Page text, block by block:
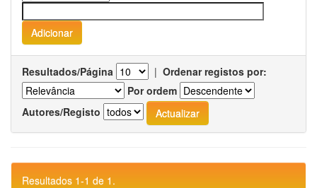
Resultados/Página | Ordenar registos por:
Por ordem
Autores/Registo
Resultados 1-1 de 1.